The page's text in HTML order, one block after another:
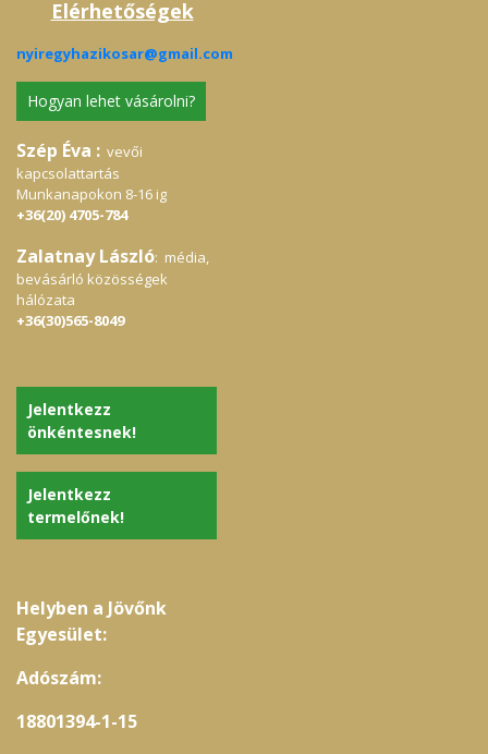
Elérhetőségek
nyiregyhazikosar@gmail.com
Hogyan lehet vásárolni?
Szép Éva : vevői
kapcsolattartás
Munkanapokon 8-16 ig
+36(20) 4705-784
Zalatnay László: média,
bevásárló közösségek
hálózata
+36(30)565-8049
Jelentkezz
önkéntesnek!
Jelentkezz
termelőnek!
Helyben a Jövőnk
Egyesület:
Adószám:
18801394-1-15